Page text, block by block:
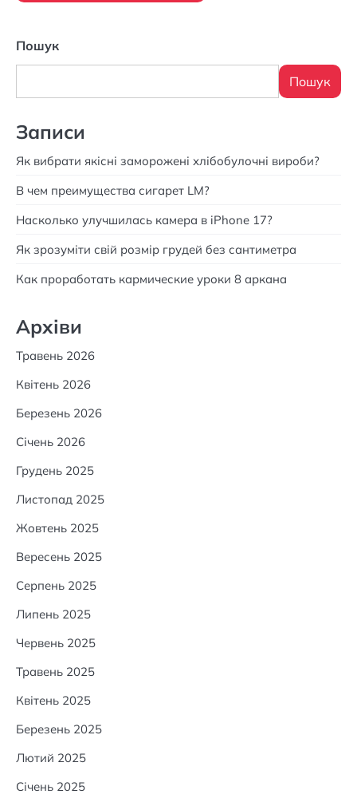
Пошук
Пошук
Записи
Як вибрати якісні заморожені хлібобулочні вироби?
В чем преимущества сигарет LM?
Насколько улучшилась камера в iPhone 17?
Як зрозуміти свій розмір грудей без сантиметра
Как проработать кармические уроки 8 аркана
Архіви
Травень 2026
Квітень 2026
Березень 2026
Січень 2026
Грудень 2025
Листопад 2025
Жовтень 2025
Вересень 2025
Серпень 2025
Липень 2025
Червень 2025
Травень 2025
Квітень 2025
Березень 2025
Лютий 2025
Січень 2025